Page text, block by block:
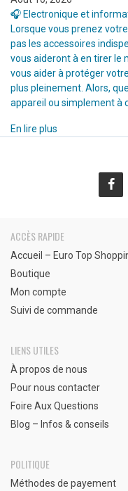
🎧 Electronique et
Lorsque vous prenez
pas les accessoires
vous aideront à en tirer le
vous aider à protéger
plus pleinement. Alors,
appareil ou simplement à
En lire plus
ACCÈS RAPIDE
Accueil – Euro Top
Boutique
Mon compte
Suivi de commande
LIENS UTILES
À propos de nous
Pour nous contacter
Foire Aux Questions
Blog – Infos & conseils
POLITIQUE
Méthodes de payement